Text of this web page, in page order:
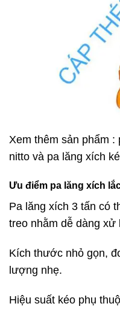
Xem thêm sản phẩm :
nitto và pa lăng xích
Ưu điểm pa lăng xích
Pa lăng xích 3 tấn có
treo nhằm dễ dàng xử
Kích thước nhỏ gọn,
lượng nhẹ.
Hiệu suất kéo phụ